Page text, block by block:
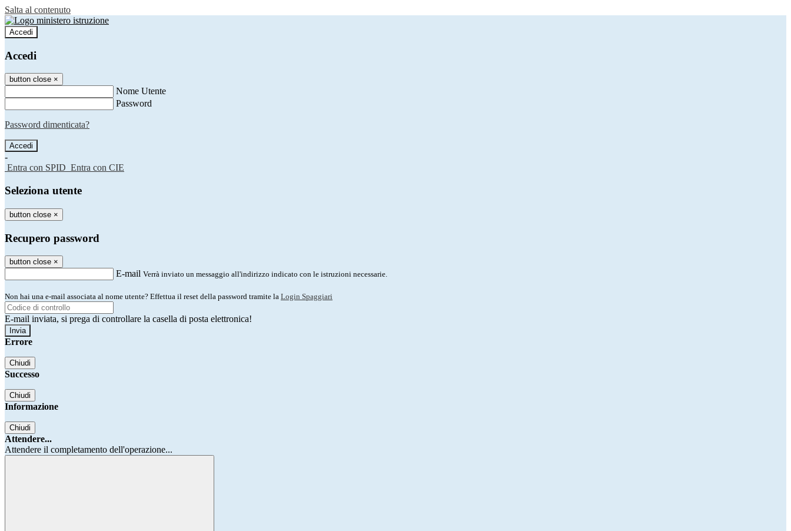
Salta al contenuto
Accedi
Accedi
button close ×
Nome Utente
Password
Password dimenticata?
-
Entra con SPID Entra con CIE
Seleziona utente
button close ×
Recupero password
button close ×
E-mail Verrà inviato un messaggio all'indirizzo indicato con le istruzioni necessarie.
Non hai una e-mail associata al nome utente? Effettua il reset della password tramite la Login Spaggiari
E-mail inviata, si prega di controllare la casella di posta elettronica!
Errore
Chiudi
Successo
Chiudi
Informazione
Chiudi
Attendere...
Attendere il completamento dell'operazione...